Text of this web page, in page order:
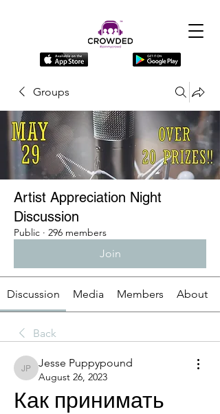
Groups
Artist Appreciation Night
Discussion
Public · 296 members
Join
Discussion Media Members About
Back
Jesse Puppypound
Jesse Puppypound
August 26, 2023
Как принимать